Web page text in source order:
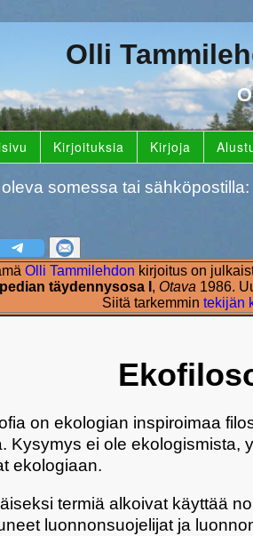
Olli
Kirjoituksia Kirjoja
somessa tai sähköpostilla:
Olli Tammilehdon kirjoitus on
täydennysosa I , Otava 1986.
Siitä tarkemmin tekijän
on ekologian inspiroimaa
Kysymys ei ole ekologismista,
ekologiaan.
termiä alkoivat käyttää
luonnonsuojelijat ja